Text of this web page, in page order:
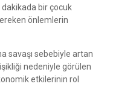
bir çocuk
önlemlerin
savaşı sebebiyle artan
nedeniyle görülen
etkilerinin rol